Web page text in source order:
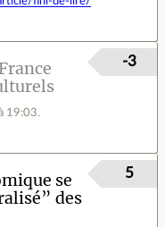
19:03.
-3
se
des
5